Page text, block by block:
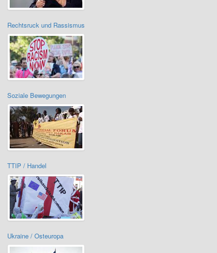
Rechtsruck und Rassismus
Soziale Bewegungen
TTIP / Handel
Ukraine / Osteuropa